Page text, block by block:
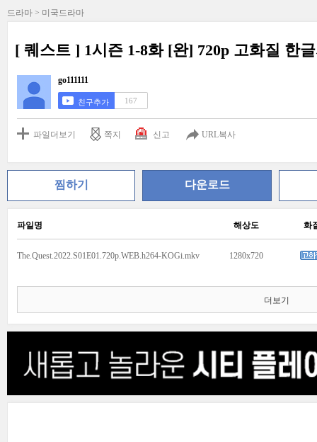
드라마 > 미국드라마
[ 퀘스트 ] 1시즌 1-8화 [완] 720p 고화질 한
go111111
친구추가 167
파일더보기 쪽지 신고 URL복사
찜하기 다운로드
파일명 해상도 화
The.Quest.2022.S01E01.720p.WEB.h264-KOGi.mkv 1280x720
더보기